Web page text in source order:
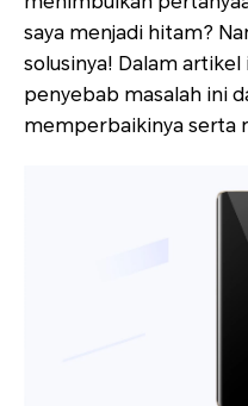
saya menjadi hitam?
solusinya! Dalam
penyebab masalah ini
memperbaikinya serta